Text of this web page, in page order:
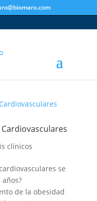
clínicos
se
de la obesidad